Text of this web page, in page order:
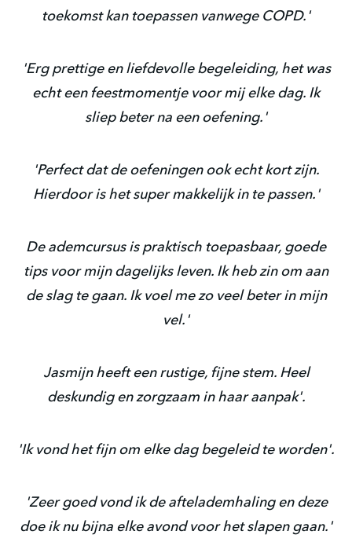
toekomst kan toepassen vanwege COPD.'
'Erg prettige en liefdevolle begeleiding, het was
echt een feestmomentje voor mij elke dag. Ik
sliep beter na een oefening.'
'Perfect dat de oefeningen ook echt kort zijn.
Hierdoor is het super makkelijk in te passen.'
De ademcursus is praktisch toepasbaar, goede
tips voor mijn dagelijks leven. Ik heb zin om aan
de slag te gaan. Ik voel me zo veel beter in mijn
vel.'
Jasmijn heeft een rustige, fijne stem. Heel
deskundig en zorgzaam in haar aanpak'.
'Ik vond het fijn om elke dag begeleid te worden'.
'Zeer goed vond ik de aftelademhaling en deze
doe ik nu bijna elke avond voor het slapen gaan.'